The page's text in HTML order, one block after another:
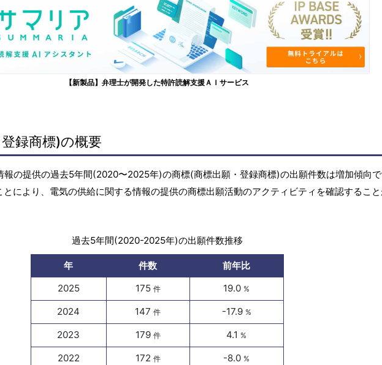
【新製品】弁理士が開発した特許読解支援ＡＩサービス
録商標)の概要
報の提供の過去5年間(2020〜2025年)の商標(商標出願・登録商標)の出願件数は増加傾向
により、電気の供給に関する情報の提供の商標出願活動のアクティビティを確認するこ
過去5年間(2020-2025年)の出願件数推移
年 件数
前年比
2025
175 件 19.0 %
2024 147件 -17.9 %
2023 179 件 4.1 %
2022 172 件 -8.0 %